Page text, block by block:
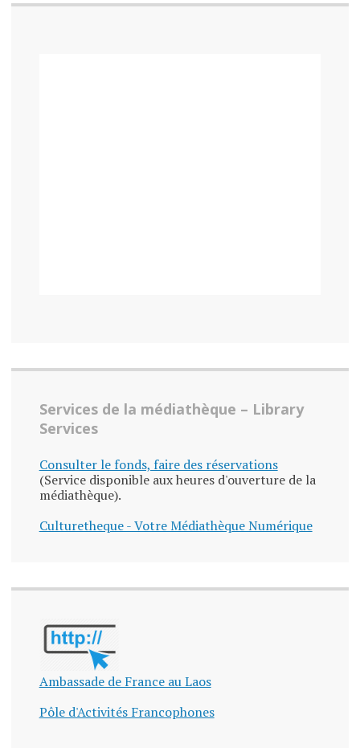
Services de la médiathèque – Library
Services
Consulter le fonds, faire des réservations
(Service disponible aux heures d'ouverture de la
médiathèque).
Culturetheque - Votre Médiathèque Numérique
Ambassade de France au Laos
Pôle d'Activités Francophones